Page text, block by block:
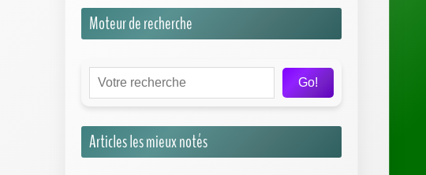
Moteur de recherche
Go!
Articles les mieux notés